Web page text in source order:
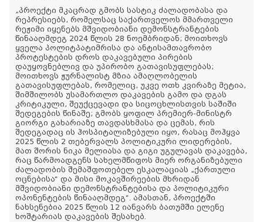
„პროექტი მკაცრად გმობს სასტიკ ძალადობასა და
რეპრესიებს, რომელსაც საქართველოს მმართველი
რეჟიმი იყენებს მშვიდობიანი დემონსტრანტების
წინააღმდეგ 2024 წლის 28 ნოემბრიდან; მოითხოვს
ყველა პოლიტპატიმრისა და ანტისამთავრობო
პროტესტების დროს დაკავებული პირების
დაუყოვნებლივ და უპირობო გათავისუფლებას;
მოითხოვს ჟურნალისტ მზია ამაღლობელის
გათავისუფლებას, რომელიც, უკვე ოთხ კვირაზე მეტია,
შიმშილობს უსამართლო დაკავების გამო და დგას
კრიტიკული, შეუქცევადი და სიცოცხლისთვის საშიში
შედეგების წინაშე; გმობს ყოფილ პრემიერ-მინისტრ
გიორგი გახარიაზე თავდასხმასა და ცემას, რის
შედეგადაც ის ჰოსპიტალიზებული იყო, რასაც მოჰყვა
2025 წლის 2 თებერვალს პოლიტიკური ლიდერების,
მათ შორის ნიკა მელიასა და გიგი უგულავას დაკავება,
რაც წარმოადგენს სახელმწიფოს მიერ ორგანიზებული
ძალადობის შემაშფოთებელ ესკალაციას „ქართული
ოცნებისა“ და მისი მოკავშირეების მხრიდან
მშვიდობიანი დემონსტრანტებისა და პოლიტიკური
ოპონენტების წინააღმდეგ“. ამასთან, პროექტში
ნახსენებია 2025 წლის 12 იანვარს ბათუმში ელენე
ხოშტარიას დაკავების შესახებ.